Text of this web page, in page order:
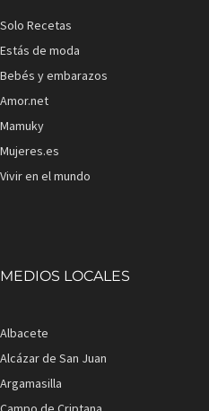
Solo Recetas
Estás de moda
Bebés y embarazos
Amor.net
Mamuky
Mujeres.es
Vivir en el mundo
MEDIOS LOCALES
Albacete
Alcázar de San Juan
Argamasilla